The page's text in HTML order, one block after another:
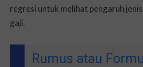
regresi untuk melihat pengaruh
gaji.
Rumus atau